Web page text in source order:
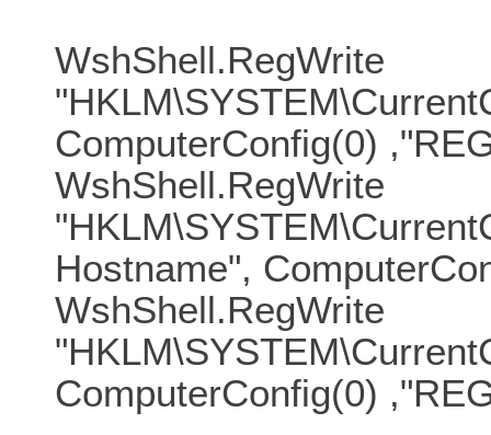
WshShell.RegWrite
ComputerConfig(0)
WshShell.RegWrite
Hostname",
WshShell.RegWrite
ComputerConfig(0)